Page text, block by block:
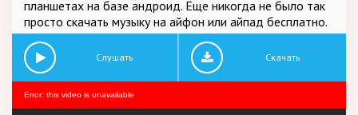
планшетах на базе андроид. Еще никогда не было так
просто скачать музыку на айфон или айпад бесплатно.
Слушать Скачать
Error: this video is unavailable